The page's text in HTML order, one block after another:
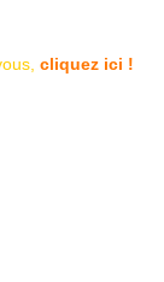
cliquez ici !